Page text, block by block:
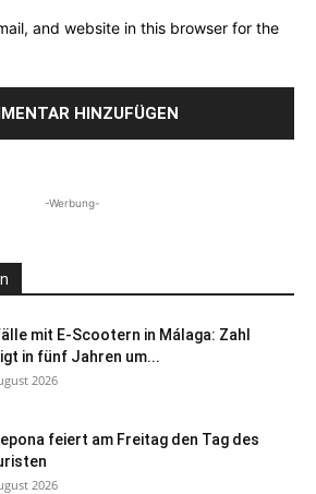
and website in this browser for the
-Werbung-
mit E-Scootern in Málaga: Zahl
in fünf Jahren um...
2026
feiert am Freitag den Tag des
2026